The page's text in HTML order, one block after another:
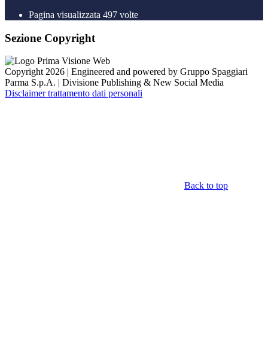
Pagina visualizzata 497 volte
Sezione Copyright
Copyright 2026 | Engineered and powered by Gruppo Spaggiari
Parma S.p.A. | Divisione Publishing & New Social Media
Disclaimer trattamento dati personali
Back to top